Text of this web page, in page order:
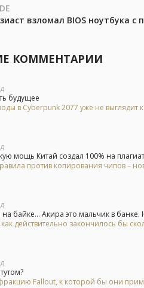
взломал BIOS ноутбука
КОММЕНТАРИИ
будущее
в Cyberpunk 2077 уже не
мощь Китай создал 100% на
против копирования чипов –
байке... Акира это мальчик в банке.
действительно закончилось бы
Fallout, к которой бы они